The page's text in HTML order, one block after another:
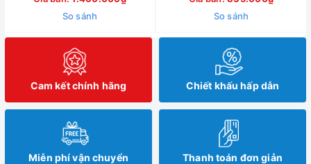
So sánh
So sánh
Cam kết chính hãng Chiết khấu hấp dẫn
Miễn phí vận chuyển Thanh toán đơn giản